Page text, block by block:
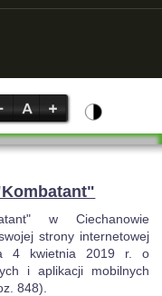
w Ciechanowie
strony internetowej
4 kwietnia 2019 r. o
i aplikacji mobilnych
848).